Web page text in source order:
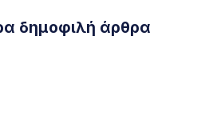
δημοφιλή άρθρα